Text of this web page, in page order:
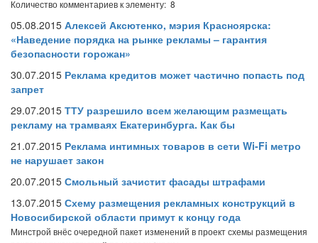
Количество комментариев к элементу: 8
05.08.2015 Алексей Аксютенко, мэрия Красноярска:
«Наведение порядка на рынке рекламы – гарантия
безопасности горожан»
30.07.2015 Реклама кредитов может частично попасть под
запрет
29.07.2015 ТТУ разрешило всем желающим размещать
рекламу на трамваях Екатеринбурга. Как бы
21.07.2015 Реклама интимных товаров в сети Wi-Fi метро
не нарушает закон
20.07.2015 Смольный зачистит фасады штрафами
13.07.2015 Схему размещения рекламных конструкций в
Новосибирской области примут к концу года
Минстрой внёс очередной пакет изменений в проект схемы размещения